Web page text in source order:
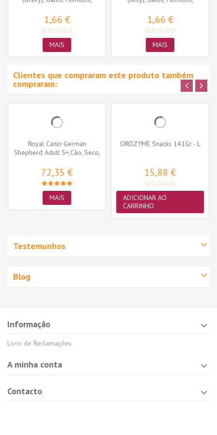
1,66 €
MAIS
1,66 €
MAIS
Clientes que compraram este produto também
compraram:
Royal Canin German
Shepherd Adult 5+,Cão, Seco,
72,35 €
MAIS
OROZYME Snacks 141Gr - L
15,88 €
ADICIONAR AO
CARRINHO
Testemunhos
Blog
Informação
Livro de Reclamações
A minha conta
Contacto